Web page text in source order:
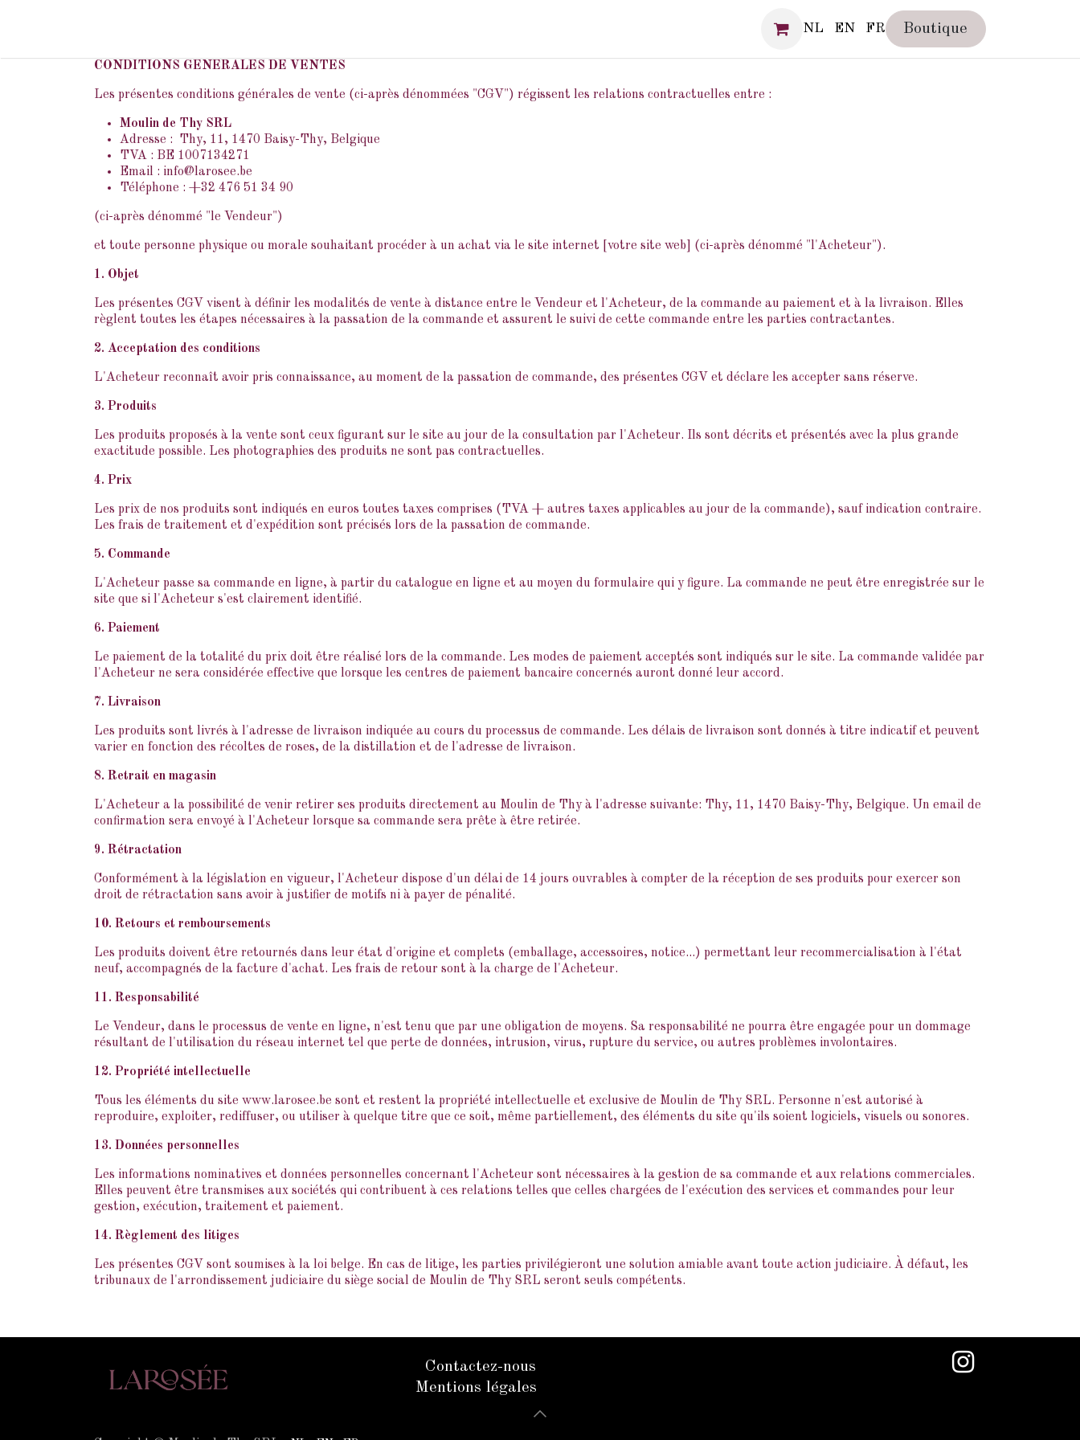
NL EN FR Boutique
CONDITIONS GENERALES DE VENTES
Les présentes conditions générales de vente (ci-après dénommées "CGV") régissent les relations contractuelles entre :
Moulin de Thy SRL
Adresse : Thy, 11, 1470 Baisy-Thy, Belgique
TVA : BE 1007134271
Email : info@larosee.be
Téléphone : +32 476 51 34 90
(ci-après dénommé "le Vendeur")
et toute personne physique ou morale souhaitant procéder à un achat via le site internet [votre site web] (ci-après dénommé "l'Acheteur").
1. Objet
Les présentes CGV visent à définir les modalités de vente à distance entre le Vendeur et l'Acheteur, de la commande au paiement et à la livraison. Elles
règlent toutes les étapes nécessaires à la passation de la commande et assurent le suivi de cette commande entre les parties contractantes.
2. Acceptation des conditions
L'Acheteur reconnaît avoir pris connaissance, au moment de la passation de commande, des présentes CGV et déclare les accepter sans réserve.
3. Produits
Les produits proposés à la vente sont ceux figurant sur le site au jour de la consultation par l'Acheteur. Ils sont décrits et présentés avec la plus grande
exactitude possible. Les photographies des produits ne sont pas contractuelles.
4. Prix
Les prix de nos produits sont indiqués en euros toutes taxes comprises (TVA + autres taxes applicables au jour de la commande), sauf indication contraire.
Les frais de traitement et d'expédition sont précisés lors de la passation de commande.
5. Commande
L'Acheteur passe sa commande en ligne, à partir du catalogue en ligne et au moyen du formulaire qui y figure. La commande ne peut être enregistrée sur le
site que si l'Acheteur s'est clairement identifié.
6. Paiement
Le paiement de la totalité du prix doit être réalisé lors de la commande. Les modes de paiement acceptés sont indiqués sur le site. La commande validée par
l'Acheteur ne sera considérée effective que lorsque les centres de paiement bancaire concernés auront donné leur accord.
7. Livraison
Les produits sont livrés à l'adresse de livraison indiquée au cours du processus de commande. Les délais de livraison sont donnés à titre indicatif et peuvent
varier en fonction des récoltes de roses, de la distillation et de l'adresse de livraison.
8. Retrait en magasin
L'Acheteur a la possibilité de venir retirer ses produits directement au Moulin de Thy à l'adresse suivante: Thy, 11, 1470 Baisy-Thy, Belgique. Un email de
confirmation sera envoyé à l'Acheteur lorsque sa commande sera prête à être retirée.
9. Rétractation
Conformément à la législation en vigueur, l'Acheteur dispose d'un délai de 14 jours ouvrables à compter de la réception de ses produits pour exercer son
droit de rétractation sans avoir à justifier de motifs ni à payer de pénalité.
10. Retours et remboursements
Les produits doivent être retournés dans leur état d'origine et complets (emballage, accessoires, notice...) permettant leur recommercialisation à l'état
neuf, accompagnés de la facture d'achat. Les frais de retour sont à la charge de l'Acheteur.
11. Responsabilité
Le Vendeur, dans le processus de vente en ligne, n'est tenu que par une obligation de moyens. Sa responsabilité ne pourra être engagée pour un dommage
résultant de l'utilisation du réseau internet tel que perte de données, intrusion, virus, rupture du service, ou autres problèmes involontaires.
12. Propriété intellectuelle
Tous les éléments du site www.larosee.be sont et restent la propriété intellectuelle et exclusive de Moulin de Thy SRL. Personne n'est autorisé à
reproduire, exploiter, rediffuser, ou utiliser à quelque titre que ce soit, même partiellement, des éléments du site qu'ils soient logiciels, visuels ou sonores.
13. Données personnelles
Les informations nominatives et données personnelles concernant l'Acheteur sont nécessaires à la gestion de sa commande et aux relations commerciales.
Elles peuvent être transmises aux sociétés qui contribuent à ces relations telles que celles chargées de l'exécution des services et commandes pour leur
gestion, exécution, traitement et paiement.
14. Règlement des litiges
Les présentes CGV sont soumises à la loi belge. En cas de litige, les parties privilégieront une solution amiable avant toute action judiciaire. À défaut, les
tribunaux de l'arrondissement judiciaire du siège social de Moulin de Thy SRL seront seuls compétents.
Contactez-nous
Mentions légales